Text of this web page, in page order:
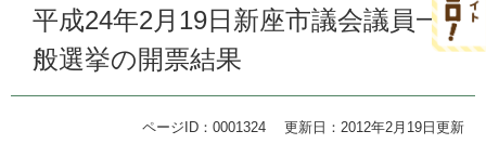
平成24年2月19日新座市議会議員一
般選挙の開票結果
ページID：0001324 更新日：2012年2月19日更新